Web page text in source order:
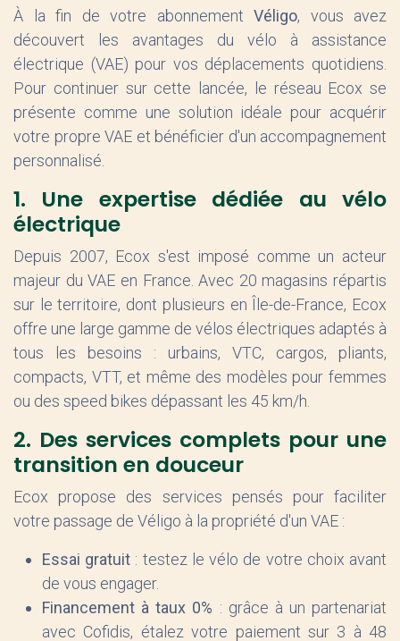
À la fin de votre abonnement Véligo, vous avez
découvert les avantages du vélo à assistance
électrique (VAE) pour vos déplacements quotidiens.
Pour continuer sur cette lancée, le réseau Ecox se
présente comme une solution idéale pour acquérir
votre propre VAE et bénéficier d'un accompagnement
personnalisé.
1. Une expertise dédiée au vélo
électrique
Depuis 2007, Ecox s'est imposé comme un acteur
majeur du VAE en France. Avec 20 magasins répartis
sur le territoire, dont plusieurs en Île-de-France, Ecox
offre une large gamme de vélos électriques adaptés à
tous les besoins : urbains, VTC, cargos, pliants,
compacts, VTT, et même des modèles pour femmes
ou des speed bikes dépassant les 45 km/h.
2. Des services complets pour une
transition en douceur
Ecox propose des services pensés pour faciliter
votre passage de Véligo à la propriété d'un VAE :
Essai gratuit : testez le vélo de votre choix avant
de vous engager.
Financement à taux 0% : grâce à un partenariat
avec Cofidis, étalez votre paiement sur 3 à 48